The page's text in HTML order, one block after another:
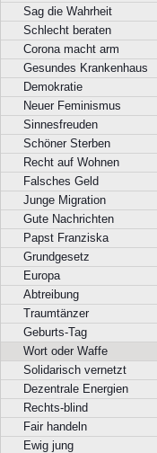
Sag die Wahrheit
Schlecht beraten
Corona macht arm
Gesundes Krankenhaus
Demokratie
Neuer Feminismus
Sinnesfreuden
Schöner Sterben
Recht auf Wohnen
Falsches Geld
Junge Migration
Gute Nachrichten
Papst Franziska
Grundgesetz
Europa
Abtreibung
Traumtänzer
Geburts-Tag
Wort oder Waffe
Solidarisch vernetzt
Dezentrale Energien
Rechts-blind
Fair handeln
Ewig jung